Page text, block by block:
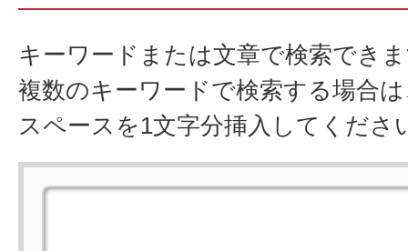
キーワードまたは文章で検索でき
複数のキーワードで検索する場合
スペースを1文字分挿入してくださ